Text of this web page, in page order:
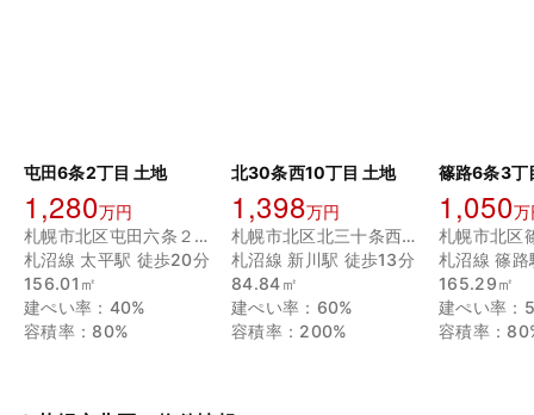
屯田6条2丁目 土地
1,280万円
札幌市北区屯田六条２丁目
札沼線 太平駅 徒歩20分
156.01㎡
建ぺい率：40%
容積率：80%
北30条西10丁目 土地
1,398万円
札幌市北区北三十条西１０丁目
札沼線 新川駅 徒歩13分
84.84㎡
建ぺい率：60%
容積率：200%
篠路6条3丁
1,050万
札沼線 篠
165.29㎡
建ぺい率：
容積率：